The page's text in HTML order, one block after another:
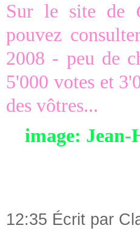
Sur le site de
pouvez
2008 - peu de
5'000 votes et
des vôtres...
image:
12:35 Écrit par